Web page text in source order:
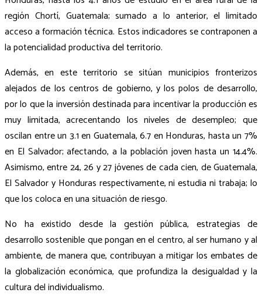
región Chortí, Guatemala; sumado a lo anterior, el limitado
acceso a formación técnica. Estos indicadores se contraponen a
la potencialidad productiva del territorio.
Además, en este territorio se sitúan municipios fronterizos
alejados de los centros de gobierno, y los polos de desarrollo,
por lo que la inversión destinada para incentivar la producción es
muy limitada, acrecentando los niveles de desempleo; que
oscilan entre un 3.1 en Guatemala, 6.7 en Honduras, hasta un 7%
en El Salvador; afectando, a la población joven hasta un 14.4%.
Asimismo, entre 24, 26 y 27 jóvenes de cada cien, de Guatemala,
El Salvador y Honduras respectivamente, ni estudia ni trabaja; lo
que los coloca en una situación de riesgo.
No ha existido desde la gestión pública, estrategias de
desarrollo sostenible que pongan en el centro, al ser humano y al
ambiente, de manera que, contribuyan a mitigar los embates de
la globalización económica, que profundiza la desigualdad y la
cultura del individualismo.